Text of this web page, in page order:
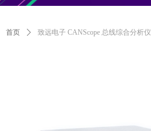
首页 ꄲ 致远电子 CANScope 总线综合分析仪